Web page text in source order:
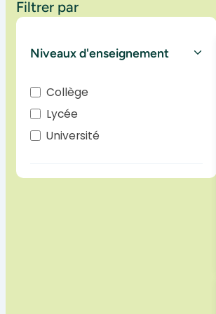
Filtrer par
Niveaux d'enseignement
Collège
Lycée
Université